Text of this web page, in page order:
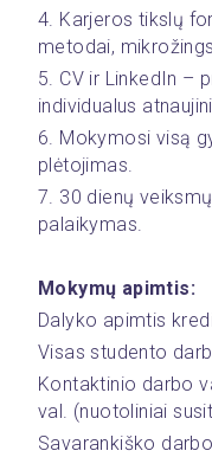
4. Karjeros tikslų
metodai,
5. CV ir LinkedIn –
individualus
6. Mokymosi visą
plėtojimas.
7. 30 dienų
palaikymas.
Mokymų apimtis:
Dalyko apimtis
Visas studento
Kontaktinio darbo
val. (nuotoliniai
Savarankiško